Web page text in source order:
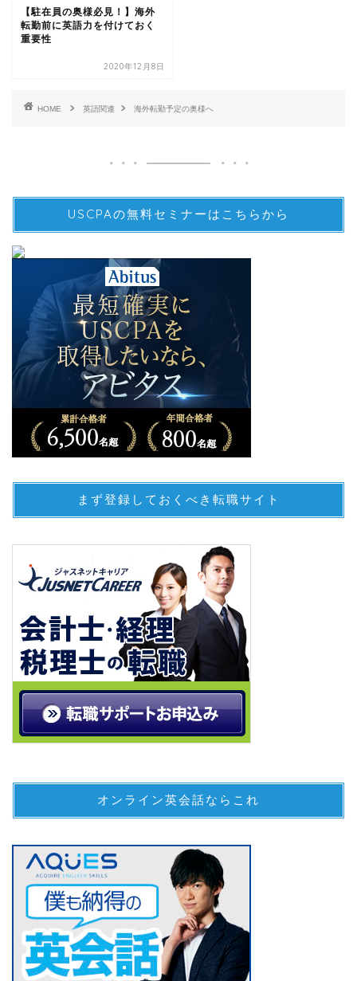
【駐在員の奥様必見！】海外
転勤前に英語力を付けておく
重要性
2020年12月8日
HOME 英語関連 海外転勤予定の奥様へ
USCPAの無料セミナーはこちらから
まず登録しておくべき転職サイト
オンライン英会話ならこれ